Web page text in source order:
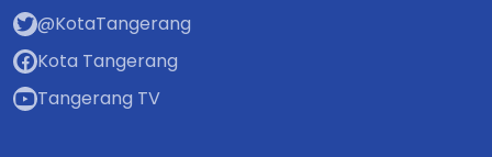
@KotaTangerang
Kota Tangerang
Tangerang TV